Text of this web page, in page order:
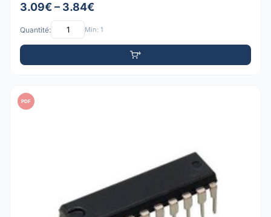
3.09€ – 3.84€
Quantité: Min: 1
PDF